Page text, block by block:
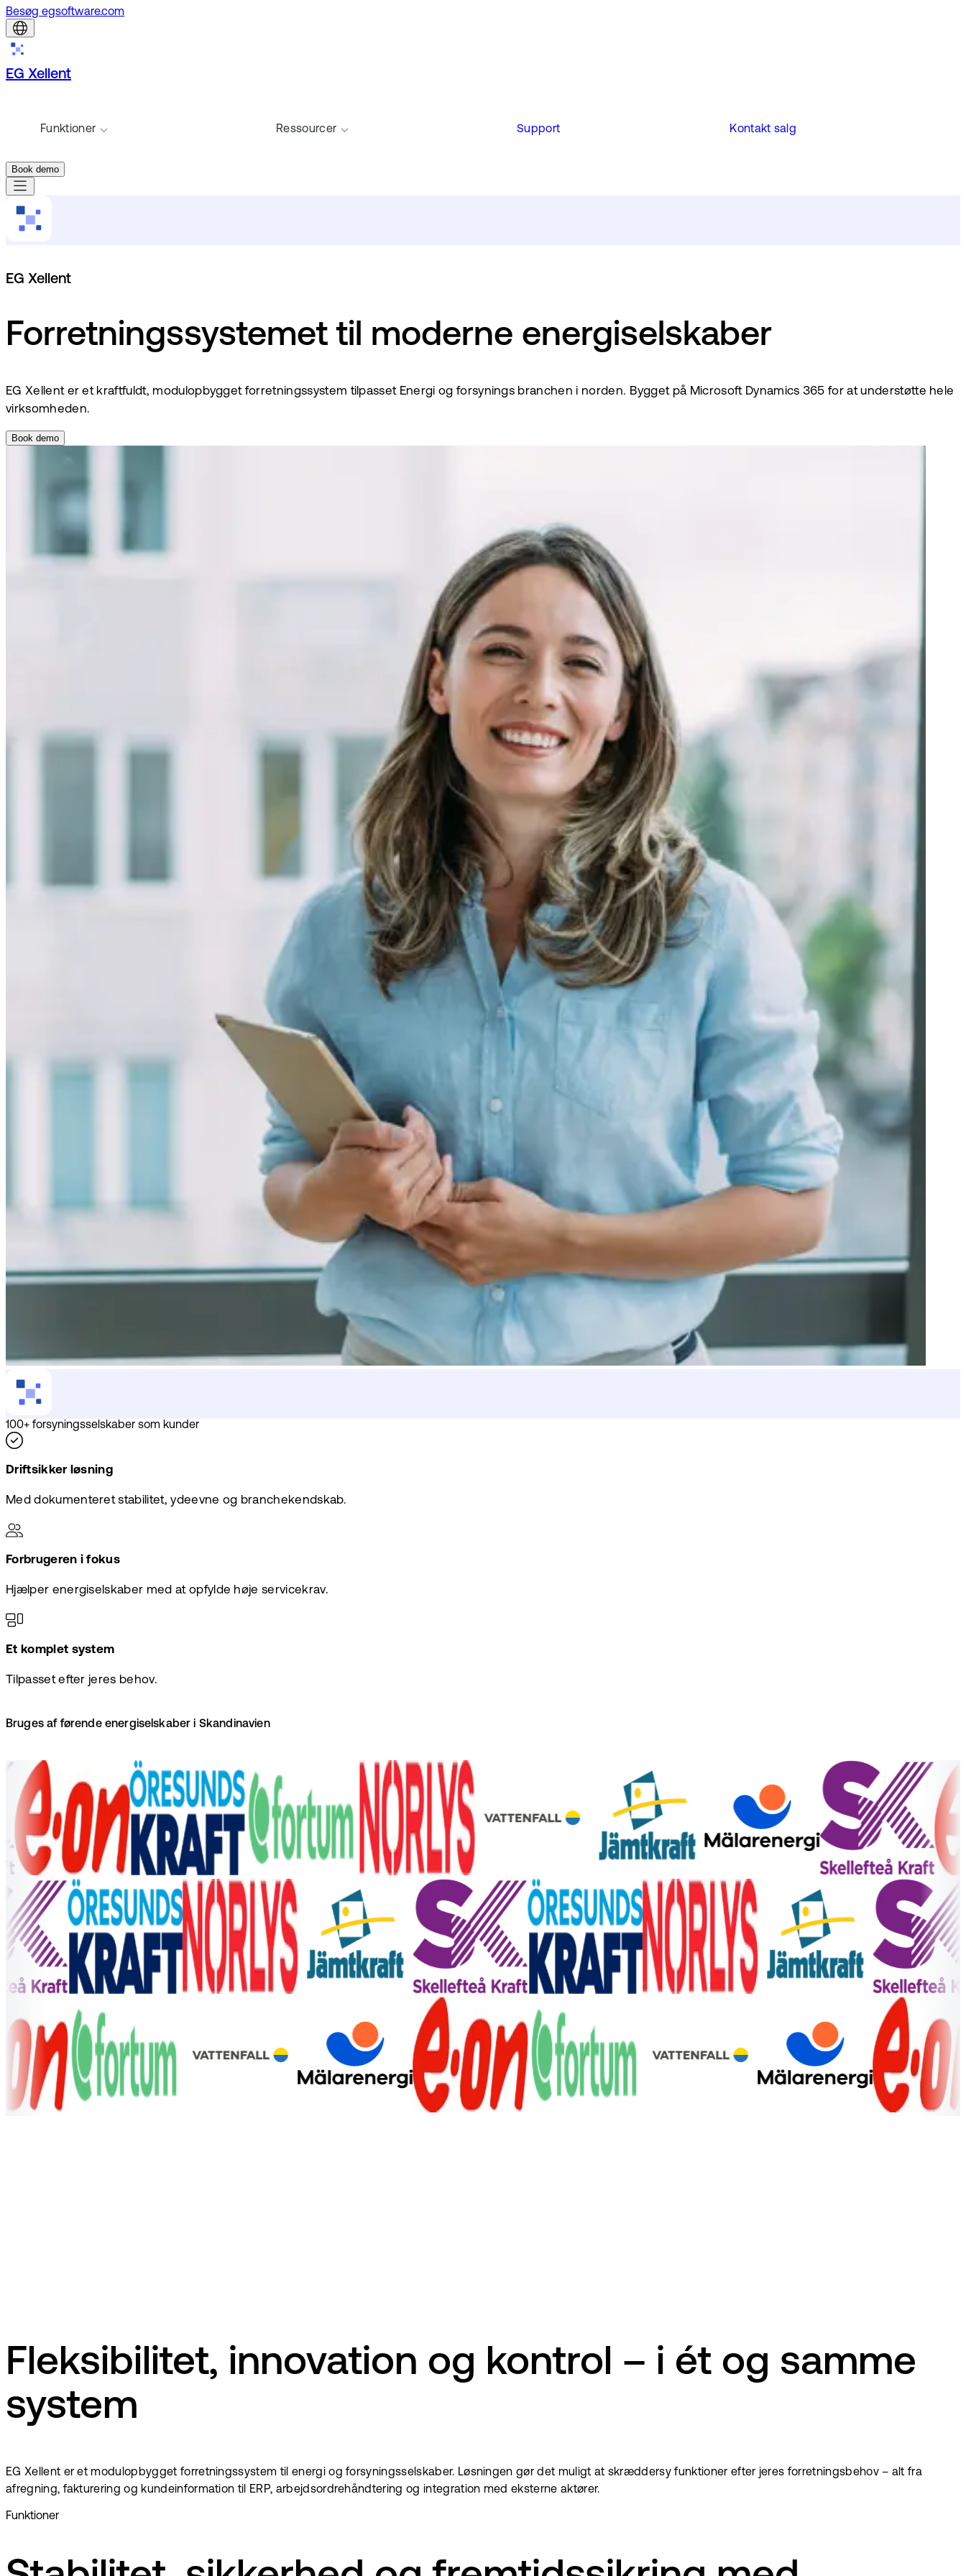
Besøg egsoftware.com
EG Xellent
Funktioner Ressourcer Support Kontakt salg
Book demo
EG Xellent
Forretningssystemet til moderne energiselskaber
EG Xellent er et kraftfuldt, modulopbygget forretningssystem tilpasset Energi og forsynings branchen i norden. Bygget på Microsoft Dynamics 365 for at understøtte hele
virksomheden.
Book demo
100+ forsyningsselskaber som kunder
Driftsikker løsning
Med dokumenteret stabilitet, ydeevne og branchekendskab.
Forbrugeren i fokus
Hjælper energiselskaber med at opfylde høje servicekrav.
Et komplet system
Tilpasset efter jeres behov.
Bruges af førende energiselskaber i Skandinavien
Fleksibilitet, innovation og kontrol – i ét og samme
system
EG Xellent er et modulopbygget forretningssystem til energi og forsyningsselskaber. Løsningen gør det muligt at skræddersy funktioner efter jeres forretningsbehov – alt fra
afregning, fakturering og kundeinformation til ERP, arbejdsordrehåndtering og integration med eksterne aktører.
Funktioner